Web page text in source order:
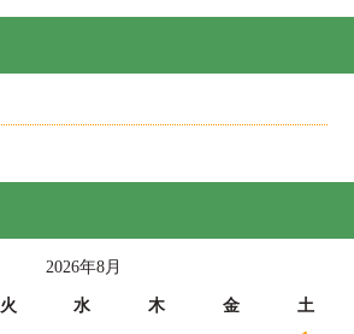
2026年8月
火 水 木 金
土